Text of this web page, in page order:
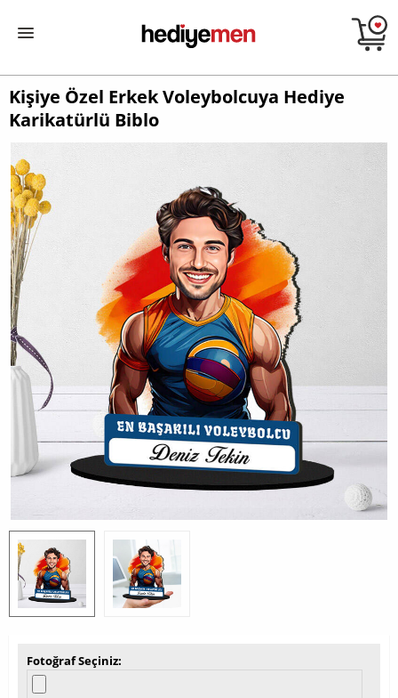
Kişiye Özel Erkek Voleybolcuya Hediye
Karikatürlü Biblo
Fotoğraf Seçiniz